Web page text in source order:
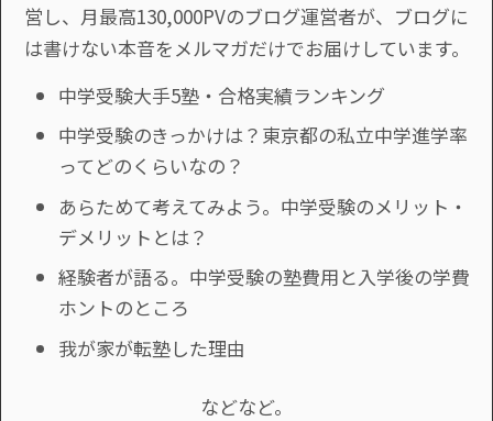
営し、月最高130,000PVのブログ運営者が、ブログに
は書けない本音をメルマガだけでお届けしています。
中学受験大手5塾・合格実績ランキング
中学受験のきっかけは？東京都の私立中学進学率
ってどのくらいなの？
あらためて考えてみよう。中学受験のメリット・
デメリットとは？
経験者が語る。中学受験の塾費用と入学後の学費
ホントのところ
我が家が転塾した理由
などなど。